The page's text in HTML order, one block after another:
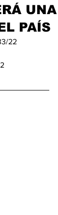
UNA
PAÍS
22